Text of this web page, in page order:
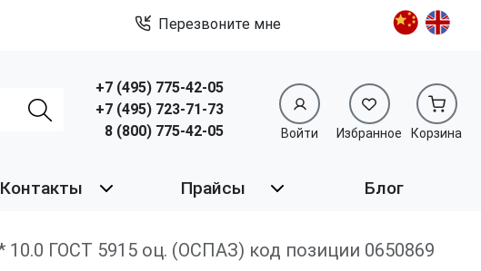
Перезвоните мне
+7 (495) 775-42-05
+7 (495) 723-71-73
8 (800) 775-42-05
Войти Избранное Корзина
Контакты Прайсы Блог
* 10.0 ГОСТ 5915 оц. (ОСПАЗ) код позиции 0650869